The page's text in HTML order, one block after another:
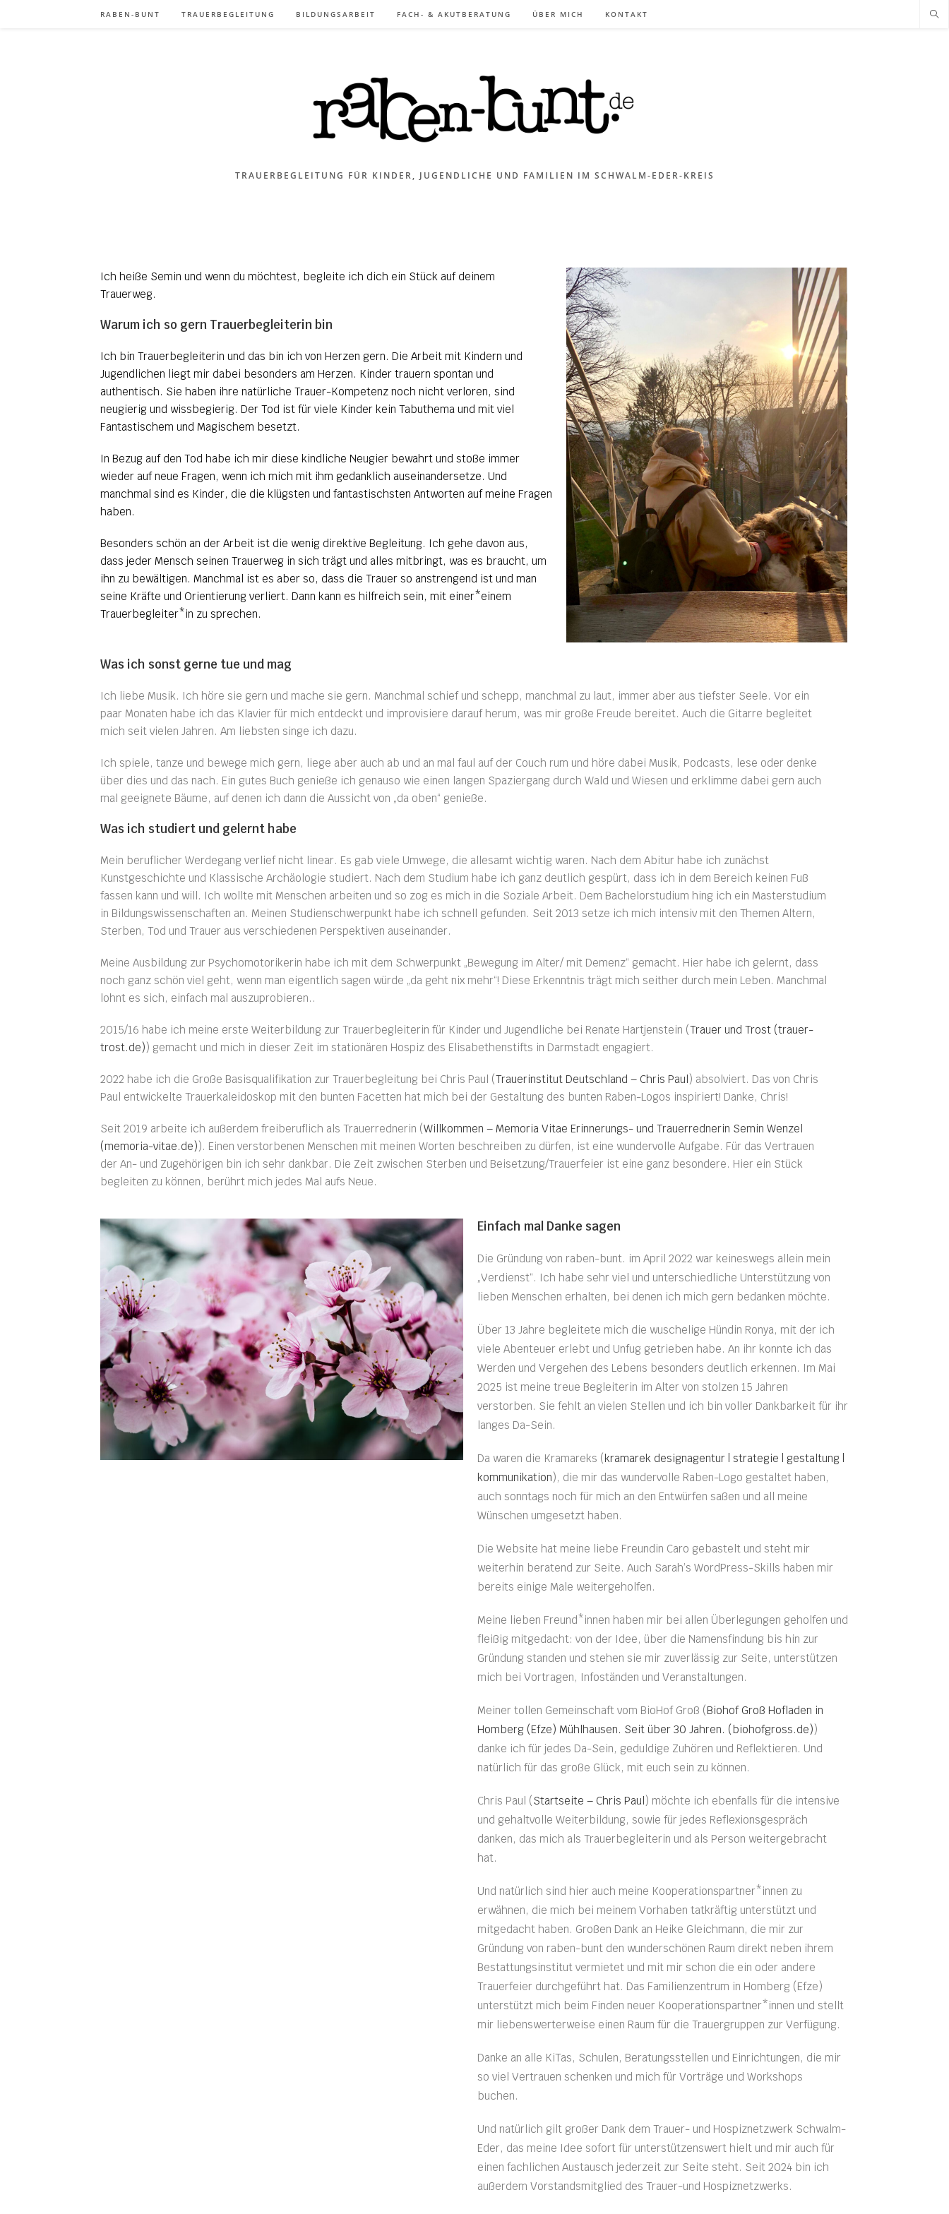
RABEN-BUNT TRAUERBEGLEITUNG BILDUNGSARBEIT FACH- & AKUTBERATUNG ÜBER MICH KONTAKT
TRAUERBEGLEITUNG FÜR KINDER, JUGENDLICHE UND FAMILIEN IM SCHWALM-EDER-KREIS
Ich heiße Semin und wenn du möchtest, begleite ich dich ein Stück auf deinem
Trauerweg.
Warum ich so gern Trauerbegleiterin bin
Ich bin Trauerbegleiterin und das bin ich von Herzen gern. Die Arbeit mit Kindern und
Jugendlichen liegt mir dabei besonders am Herzen. Kinder trauern spontan und
authentisch. Sie haben ihre natürliche Trauer-Kompetenz noch nicht verloren, sind
neugierig und wissbegierig. Der Tod ist für viele Kinder kein Tabuthema und mit viel
Fantastischem und Magischem besetzt.
In Bezug auf den Tod habe ich mir diese kindliche Neugier bewahrt und stoße immer
wieder auf neue Fragen, wenn ich mich mit ihm gedanklich auseinandersetze. Und
manchmal sind es Kinder, die die klügsten und fantastischsten Antworten auf meine Fragen
haben.
Besonders schön an der Arbeit ist die wenig direktive Begleitung. Ich gehe davon aus,
dass jeder Mensch seinen Trauerweg in sich trägt und alles mitbringt, was es braucht, um
ihn zu bewältigen. Manchmal ist es aber so, dass die Trauer so anstrengend ist und man
seine Kräfte und Orientierung verliert. Dann kann es hilfreich sein, mit einer*einem
Trauerbegleiter*in zu sprechen.
Was ich sonst gerne tue und mag
Ich liebe Musik. Ich höre sie gern und mache sie gern. Manchmal schief und schepp, manchmal zu laut, immer aber aus tiefster Seele. Vor ein
paar Monaten habe ich das Klavier für mich entdeckt und improvisiere darauf herum, was mir große Freude bereitet. Auch die Gitarre begleitet
mich seit vielen Jahren. Am liebsten singe ich dazu.
Ich spiele, tanze und bewege mich gern, liege aber auch ab und an mal faul auf der Couch rum und höre dabei Musik, Podcasts, lese oder denke
über dies und das nach. Ein gutes Buch genieße ich genauso wie einen langen Spaziergang durch Wald und Wiesen und erklimme dabei gern auch
mal geeignete Bäume, auf denen ich dann die Aussicht von „da oben“ genieße.
Was ich studiert und gelernt habe
Mein beruflicher Werdegang verlief nicht linear. Es gab viele Umwege, die allesamt wichtig waren. Nach dem Abitur habe ich zunächst
Kunstgeschichte und Klassische Archäologie studiert. Nach dem Studium habe ich ganz deutlich gespürt, dass ich in dem Bereich keinen Fuß
fassen kann und will. Ich wollte mit Menschen arbeiten und so zog es mich in die Soziale Arbeit. Dem Bachelorstudium hing ich ein Masterstudium
in Bildungswissenschaften an. Meinen Studienschwerpunkt habe ich schnell gefunden. Seit 2013 setze ich mich intensiv mit den Themen Altern,
Sterben, Tod und Trauer aus verschiedenen Perspektiven auseinander.
Meine Ausbildung zur Psychomotorikerin habe ich mit dem Schwerpunkt „Bewegung im Alter/ mit Demenz“ gemacht. Hier habe ich gelernt, dass
noch ganz schön viel geht, wenn man eigentlich sagen würde „da geht nix mehr“! Diese Erkenntnis trägt mich seither durch mein Leben. Manchmal
lohnt es sich, einfach mal auszuprobieren..
2015/16 habe ich meine erste Weiterbildung zur Trauerbegleiterin für Kinder und Jugendliche bei Renate Hartjenstein (Trauer und Trost (trauer-
trost.de)) gemacht und mich in dieser Zeit im stationären Hospiz des Elisabethenstifts in Darmstadt engagiert.
2022 habe ich die Große Basisqualifikation zur Trauerbegleitung bei Chris Paul (Trauerinstitut Deutschland – Chris Paul) absolviert. Das von Chris
Paul entwickelte Trauerkaleidoskop mit den bunten Facetten hat mich bei der Gestaltung des bunten Raben-Logos inspiriert! Danke, Chris!
Seit 2019 arbeite ich außerdem freiberuflich als Trauerrednerin (Willkommen – Memoria Vitae Erinnerungs- und Trauerrednerin Semin Wenzel
(memoria-vitae.de)). Einen verstorbenen Menschen mit meinen Worten beschreiben zu dürfen, ist eine wundervolle Aufgabe. Für das Vertrauen
der An- und Zugehörigen bin ich sehr dankbar. Die Zeit zwischen Sterben und Beisetzung/Trauerfeier ist eine ganz besondere. Hier ein Stück
begleiten zu können, berührt mich jedes Mal aufs Neue.
Einfach mal Danke sagen
Die Gründung von raben-bunt. im April 2022 war keineswegs allein mein
„Verdienst“. Ich habe sehr viel und unterschiedliche Unterstützung von
lieben Menschen erhalten, bei denen ich mich gern bedanken möchte.
Über 13 Jahre begleitete mich die wuschelige Hündin Ronya, mit der ich
viele Abenteuer erlebt und Unfug getrieben habe. An ihr konnte ich das
Werden und Vergehen des Lebens besonders deutlich erkennen. Im Mai
2025 ist meine treue Begleiterin im Alter von stolzen 15 Jahren
verstorben. Sie fehlt an vielen Stellen und ich bin voller Dankbarkeit für ihr
langes Da-Sein.
Da waren die Kramareks (kramarek designagentur | strategie | gestaltung |
kommunikation), die mir das wundervolle Raben-Logo gestaltet haben,
auch sonntags noch für mich an den Entwürfen saßen und all meine
Wünschen umgesetzt haben.
Die Website hat meine liebe Freundin Caro gebastelt und steht mir
weiterhin beratend zur Seite. Auch Sarah’s WordPress-Skills haben mir
bereits einige Male weitergeholfen.
Meine lieben Freund*innen haben mir bei allen Überlegungen geholfen und
fleißig mitgedacht: von der Idee, über die Namensfindung bis hin zur
Gründung standen und stehen sie mir zuverlässig zur Seite, unterstützen
mich bei Vortragen, Infoständen und Veranstaltungen.
Meiner tollen Gemeinschaft vom BioHof Groß (Biohof Groß Hofladen in
Homberg (Efze) Mühlhausen. Seit über 30 Jahren. (biohofgross.de))
danke ich für jedes Da-Sein, geduldige Zuhören und Reflektieren. Und
natürlich für das große Glück, mit euch sein zu können.
Chris Paul (Startseite – Chris Paul) möchte ich ebenfalls für die intensive
und gehaltvolle Weiterbildung, sowie für jedes Reflexionsgespräch
danken, das mich als Trauerbegleiterin und als Person weitergebracht
hat.
Und natürlich sind hier auch meine Kooperationspartner*innen zu
erwähnen, die mich bei meinem Vorhaben tatkräftig unterstützt und
mitgedacht haben. Großen Dank an Heike Gleichmann, die mir zur
Gründung von raben-bunt den wunderschönen Raum direkt neben ihrem
Bestattungsinstitut vermietet und mit mir schon die ein oder andere
Trauerfeier durchgeführt hat. Das Familienzentrum in Homberg (Efze)
unterstützt mich beim Finden neuer Kooperationspartner*innen und stellt
mir liebenswerterweise einen Raum für die Trauergruppen zur Verfügung.
Danke an alle KiTas, Schulen, Beratungsstellen und Einrichtungen, die mir
so viel Vertrauen schenken und mich für Vorträge und Workshops
buchen.
Und natürlich gilt großer Dank dem Trauer- und Hospiznetzwerk Schwalm-
Eder, das meine Idee sofort für unterstützenswert hielt und mir auch für
einen fachlichen Austausch jederzeit zur Seite steht. Seit 2024 bin ich
außerdem Vorstandsmitglied des Trauer-und Hospiznetzwerks.